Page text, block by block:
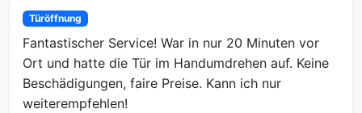
Türöffnung
Fantastischer Service! War in nur 20 Minuten vor
Ort und hatte die Tür im Handumdrehen auf. Keine
Beschädigungen, faire Preise. Kann ich nur
weiterempfehlen!